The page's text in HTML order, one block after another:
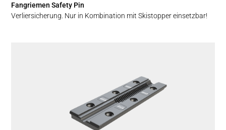
Fangriemen Safety Pin
Verliersicherung. Nur in Kombination mit Skistopper einsetzbar!